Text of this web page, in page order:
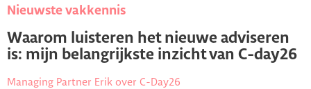
Nieuwste vakkennis
Waarom luisteren het nieuwe adviseren
is: mijn belangrijkste inzicht van C-day26
Managing Partner Erik over C-Day26